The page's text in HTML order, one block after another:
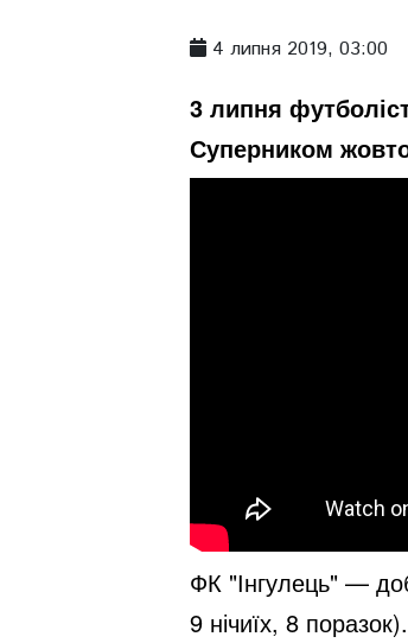
4 липня 2019, 03:00
3 липня
Суперником
ФК "Інгулець" —
9 нічиїх, 8